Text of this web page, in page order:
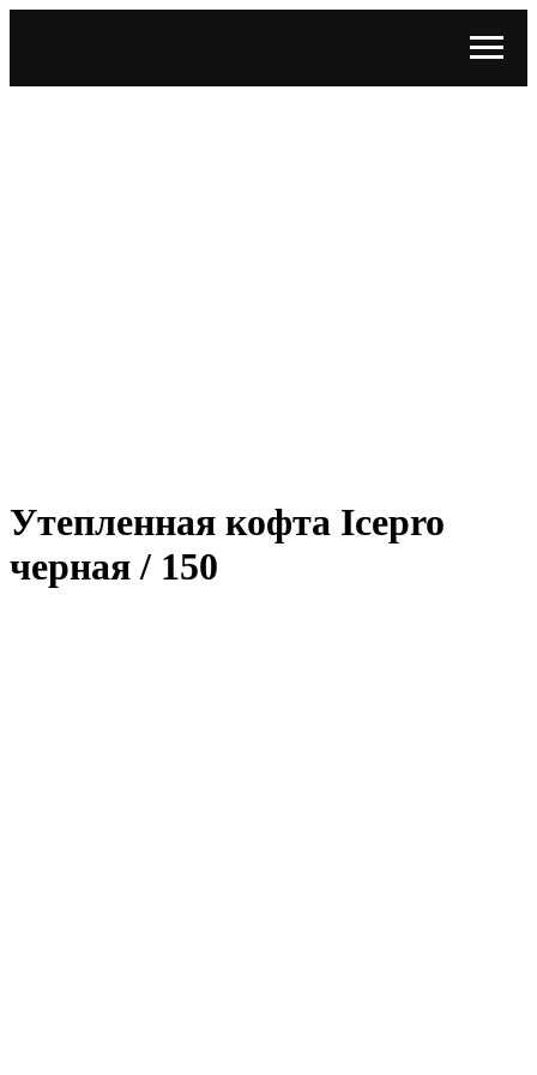
Утепленная кофта Icepro
черная / 150